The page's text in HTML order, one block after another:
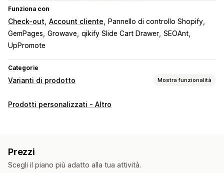
Funziona con
Check-out Account cliente
Pannello di controllo Shopify
GemPages Growave qikify Slide Cart Drawer SEOAnt
UpPromote
Categorie
Varianti di prodotto Mostra funzionalità
Personalizzazione
Testo personalizzato
CSS personalizzato HTML personalizzato
Prodotti personalizzati - Altro
Prezzi
Scegli il piano più adatto alla tua attività.